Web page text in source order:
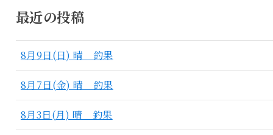
最近の投稿
8月9日(日) 晴 釣果
8月7日(金) 晴 釣果
8月3日(月) 晴 釣果